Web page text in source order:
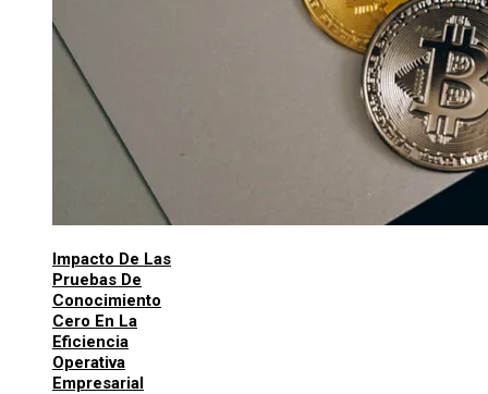
Impacto De Las
Pruebas De
Conocimiento
Cero En La
Eficiencia
Operativa
Empresarial